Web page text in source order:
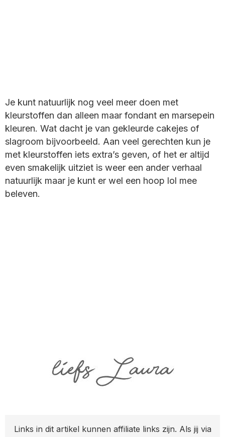
Je kunt natuurlijk nog veel meer doen met
kleurstoffen dan alleen maar fondant en marsepein
kleuren. Wat dacht je van gekleurde cakejes of
slagroom bijvoorbeeld. Aan veel gerechten kun je
met kleurstoffen iets extra’s geven, of het er altijd
even smakelijk uitziet is weer een ander verhaal
natuurlijk maar je kunt er wel een hoop lol mee
beleven.
Links in dit artikel kunnen affiliate links zijn. Als jij via